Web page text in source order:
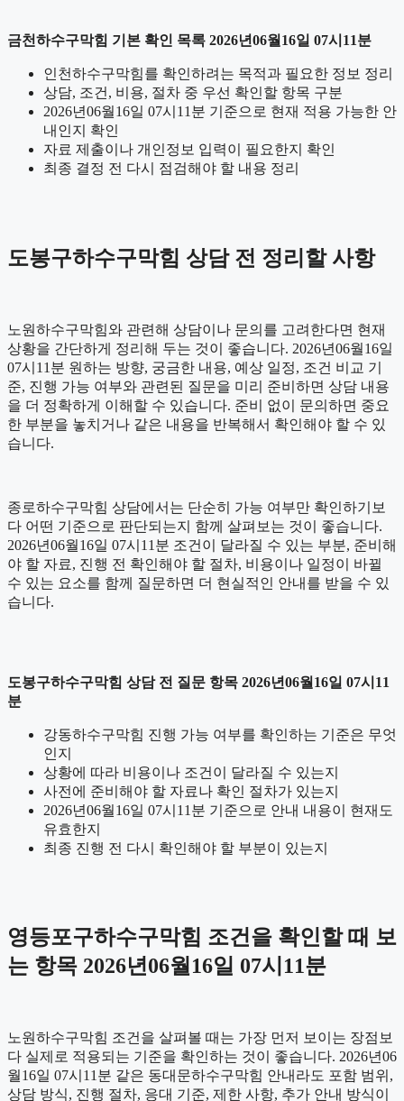
금천하수구막힘 기본 확인 목록 2026년06월16일 07시11분
인천하수구막힘를 확인하려는 목적과 필요한 정보 정리
상담, 조건, 비용, 절차 중 우선 확인할 항목 구분
2026년06월16일 07시11분 기준으로 현재 적용 가능한 안
내인지 확인
자료 제출이나 개인정보 입력이 필요한지 확인
최종 결정 전 다시 점검해야 할 내용 정리
도봉구하수구막힘 상담 전 정리할 사항
노원하수구막힘와 관련해 상담이나 문의를 고려한다면 현재
상황을 간단하게 정리해 두는 것이 좋습니다. 2026년06월16일
07시11분 원하는 방향, 궁금한 내용, 예상 일정, 조건 비교 기
준, 진행 가능 여부와 관련된 질문을 미리 준비하면 상담 내용
을 더 정확하게 이해할 수 있습니다. 준비 없이 문의하면 중요
한 부분을 놓치거나 같은 내용을 반복해서 확인해야 할 수 있
습니다.
종로하수구막힘 상담에서는 단순히 가능 여부만 확인하기보
다 어떤 기준으로 판단되는지 함께 살펴보는 것이 좋습니다.
2026년06월16일 07시11분 조건이 달라질 수 있는 부분, 준비해
야 할 자료, 진행 전 확인해야 할 절차, 비용이나 일정이 바뀔
수 있는 요소를 함께 질문하면 더 현실적인 안내를 받을 수 있
습니다.
도봉구하수구막힘 상담 전 질문 항목 2026년06월16일 07시11
분
강동하수구막힘 진행 가능 여부를 확인하는 기준은 무엇
인지
상황에 따라 비용이나 조건이 달라질 수 있는지
사전에 준비해야 할 자료나 확인 절차가 있는지
2026년06월16일 07시11분 기준으로 안내 내용이 현재도
유효한지
최종 진행 전 다시 확인해야 할 부분이 있는지
영등포구하수구막힘 조건을 확인할 때 보
는 항목 2026년06월16일 07시11분
노원하수구막힘 조건을 살펴볼 때는 가장 먼저 보이는 장점보
다 실제로 적용되는 기준을 확인하는 것이 좋습니다. 2026년06
월16일 07시11분 같은 동대문하수구막힘 안내라도 포함 범위,
상담 방식, 진행 절차, 응대 기준, 제한 사항, 추가 안내 방식이